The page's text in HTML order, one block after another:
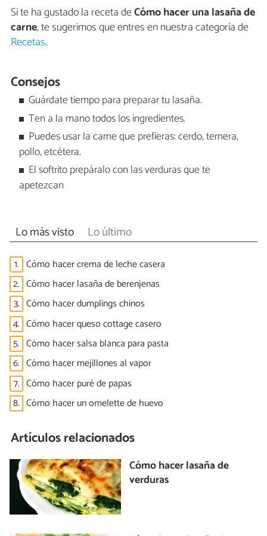
Si te ha gustado la receta deCómo hacer una lasaña de
carne, te sugerimos que entres en nuestra categoría de
Recetas.
Consejos
Guárdate tiempo para preparar tu lasaña.
Ten a la mano todos los ingredientes.
Puedes usar la carne que prefieras: cerdo, ternera,
pollo, etcétera.
El softrito prepáralo con las verduras que te
apetezcan
Lo más visto Lo último
1. Cómo hacer crema de leche casera
2. Cómo hacer lasaña de berenjenas
3. Cómo hacer dumplings chinos
4. Cómo hacer queso cottage casero
5. Cómo hacer salsa blanca para pasta
6. Cómo hacer mejillones al vapor
7. Cómo hacer puré de papas
8. Cómo hacer un omelette de huevo
Artículos relacionados
Cómo hacer lasaña de
verduras